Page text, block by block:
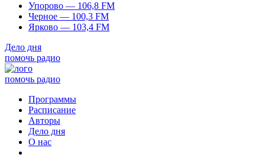
Упорово — 106,8 FM
Черное — 100,3 FM
Ярково — 103,4 FM
Дело дня
помочь радио
помочь радио
Программы
Расписание
Авторы
Дело дня
О нас